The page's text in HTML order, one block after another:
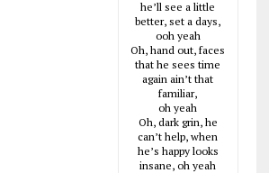
he’ll see a little
better, set a days,
ooh yeah
Oh, hand out, faces
that he sees time
again ain’t that
familiar,
oh yeah
Oh, dark grin, he
can’t help, when
he’s happy looks
insane, oh yeah